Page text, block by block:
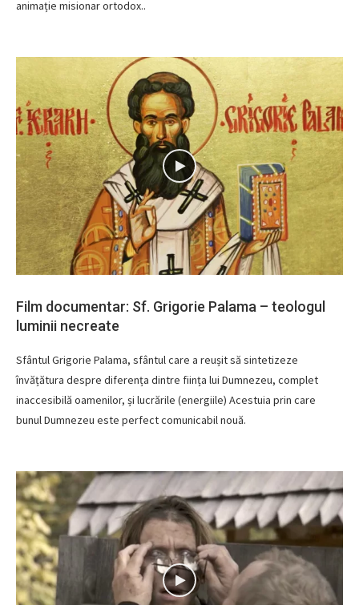
animație misionar ortodox..
Film documentar: Sf. Grigorie Palama – teologul
luminii necreate
Sfântul Grigorie Palama, sfântul care a reușit să sintetizeze
învățătura despre diferența dintre ființa lui Dumnezeu, complet
inaccesibilă oamenilor, și lucrările (energiile) Acestuia prin care
bunul Dumnezeu este perfect comunicabil nouă.